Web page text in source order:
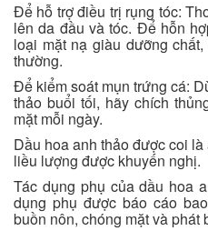
Để hỗ trợ điều trị rụng tóc:
lên da đầu và tóc. Để hỗn
loại mặt nạ giàu dưỡng
thường.
Để kiểm soát mụn trứng cá:
thảo buổi tối, hãy chích
mặt mỗi ngày.
Dầu hoa anh thảo được coi
liều lượng được khuyến nghị.
Tác dụng phụ của dầu hoa
dụng phụ được báo cáo
buồn nôn, chóng mặt và phát